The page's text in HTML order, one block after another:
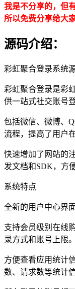
我是不分享的，但
所以免费分享给大
源码介绍：
彩虹聚合登录系统
彩虹聚合登录是彩
供一站式社交账号
包括微信、微博、
流程，提高了用户
快速增加了网站的
发文档和SDK，方
系统特点
全新的用户中心界
支持会员级别在线
录方式和账号上限。
方便查看应用统计
数、请求数等统计信